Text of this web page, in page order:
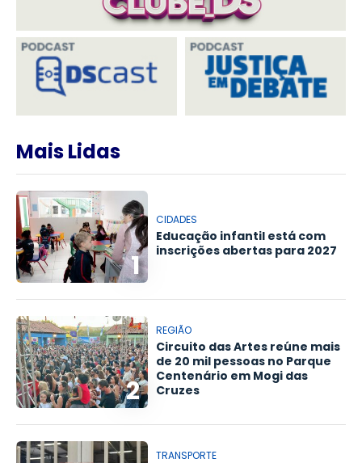
Mais Lidas
1
CIDADES
Educação infantil está com
inscrições abertas para 2027
2
REGIÃO
Circuito das Artes reúne mais
de 20 mil pessoas no Parque
Centenário em Mogi das
Cruzes
TRANSPORTE